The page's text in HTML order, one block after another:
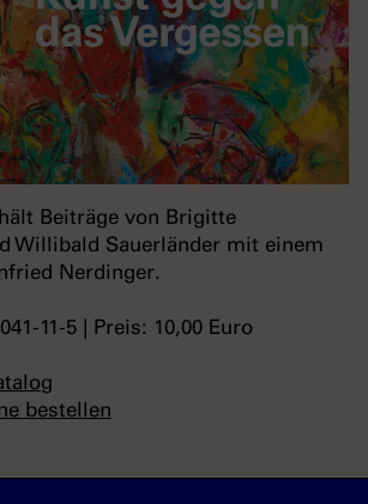
Beiträge von Brigitte
Willibald Sauerländer mit einem
Nerdinger.
11-5 | Preis: 10,00 Euro
bestellen